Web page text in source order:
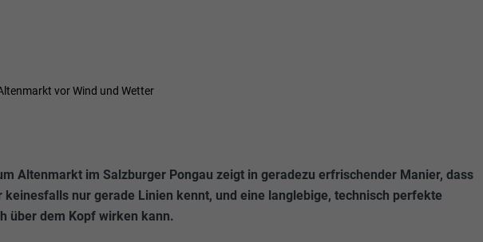
vor Wind und Wetter
Altenmarkt im Salzburger Pongau zeigt in geradezu erfrischender Manier, dass
nur gerade Linien kennt, und eine langlebige, technisch perfekte
über dem Kopf wirken kann.